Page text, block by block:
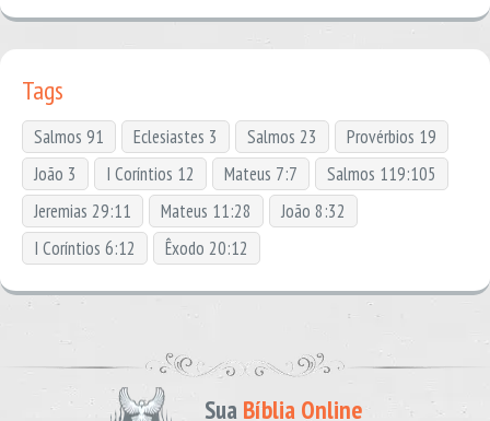
Tags
Salmos 91 Eclesiastes 3 Salmos 23
Provérbios 19
João 3
I Coríntios 12 Mateus 7:7
Salmos 119:105
Jeremias 29:11
Mateus 11:28
João 8:32
I Coríntios 6:12
Êxodo 20:12
Sua Bíblia Online